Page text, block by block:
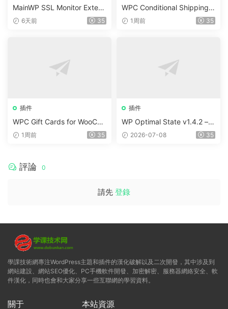
MainWP SSL Monitor Extens
ion v5.2
6天前 35
WPC Conditional Shipping &
Payments (Premium) v1.0.2
1周前 35
插件
WPC Gift Cards for WooCo
mmerce (Premium) v1.0.2
1周前 35
插件
WP Optimal State v1.4.2 –
WordPress 優化、清理和安
2026-07-08 35
評論 0
請先 登錄
學課技術網專注WordPress主題和插件的漢化破解以及二次開發，其中涉及到
網站建設、網站SEO優化、PC手機軟件開發、加密解密、服務器網絡安全、軟
件漢化，同時也會和大家分享一些互聯網的學習資料。
關于 本站資源